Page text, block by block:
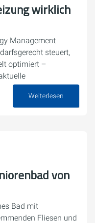
wirklich
Management
steuert,
optimiert –
Weiterlesen
von
Bad mit
Fliesen und